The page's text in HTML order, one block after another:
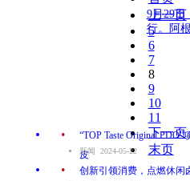
9月29
行。阿
上一页
5
6
7
8
9
10
11
下一页
末页
.
“TOP Taste Original PDO”
皮
新闻 2024-05-22
. 创新引领消费，点燃休闲